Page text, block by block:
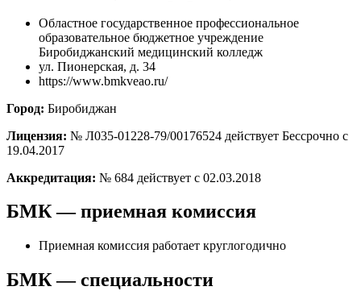
Областное государственное профессиональное
образовательное бюджетное учреждение
Биробиджанский медицинский колледж
ул. Пионерская, д. 34
https://www.bmkveao.ru/
Город: Биробиджан
Лицензия: № Л035-01228-79/00176524 действует Бессрочно с
19.04.2017
Аккредитация: № 684 действует с 02.03.2018
БМК — приемная комиссия
Приемная комиссия работает круглогодично
БМК — специальности